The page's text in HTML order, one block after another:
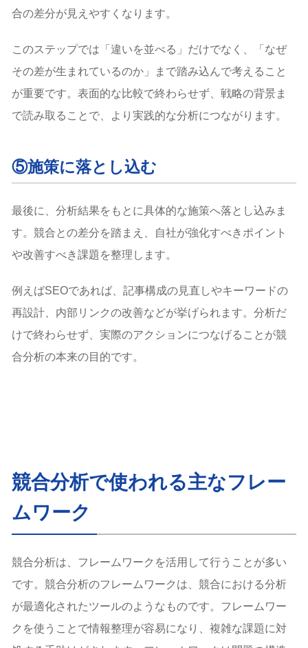
合の差分が見えやすくなります。
このステップでは「違いを並べる」だけでなく、「なぜ
その差が生まれているのか」まで踏み込んで考えること
が重要です。表面的な比較で終わらせず、戦略の背景ま
で読み取ることで、より実践的な分析につながります。
⑤施策に落とし込む
最後に、分析結果をもとに具体的な施策へ落とし込みま
す。競合との差分を踏まえ、自社が強化すべきポイント
や改善すべき課題を整理します。
例えばSEOであれば、記事構成の見直しやキーワードの
再設計、内部リンクの改善などが挙げられます。分析だ
けで終わらせず、実際のアクションにつなげることが競
合分析の本来の目的です。
競合分析で使われる主なフレー
ムワーク
競合分析は、フレームワークを活用して行うことが多い
です。競合分析のフレームワークは、競合における分析
が最適化されたツールのようなものです。フレームワー
クを使うことで情報整理が容易になり、複雑な課題に対